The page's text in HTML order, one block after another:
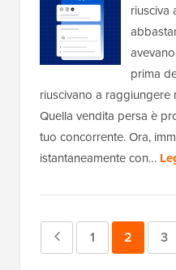
riusciva
prima
riuscivano a
Quella vendita persa è
tuo concorrente. Ora,
istantaneamente con…
PaginaPagina
1 Pagina
2 3